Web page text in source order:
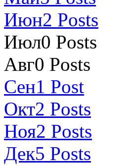
Июн2 Posts
Июл0 Posts
Авг0 Posts
Сен1 Post
Окт2 Posts
Ноя2 Posts
Дек5 Posts